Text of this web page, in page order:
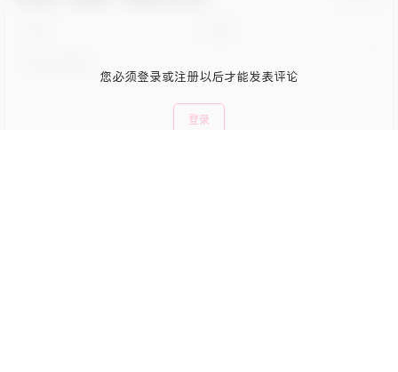
您必须登录或注册以后才能发表评论
登录